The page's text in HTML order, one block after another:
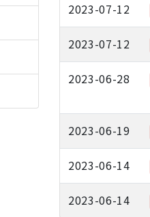
2023-07-12
2023-07-12
2023-06-28
2023-06-19
2023-06-14
2023-06-14